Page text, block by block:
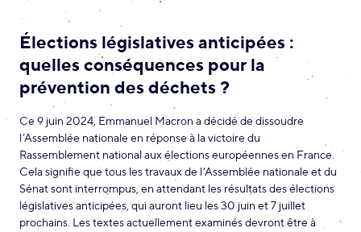
Élections législatives anticipées :
quelles conséquences pour la
prévention des déchets ?
Ce 9 juin 2024, Emmanuel Macron a décidé de dissoudre
l’Assemblée nationale en réponse à la victoire du
Rassemblement national aux élections européennes en France.
Cela signifie que tous les travaux de l’Assemblée nationale et du
Sénat sont interrompus, en attendant les résultats des élections
législatives anticipées, qui auront lieu les 30 juin et 7 juillet
prochains. Les textes actuellement examinés devront être à